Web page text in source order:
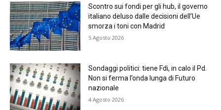
Scontro sui fondi per gli hub, il governo
italiano deluso dalle decisioni dell’Ue
smorza i toni con Madrid
5 Agosto 2026
Sondaggi politici: tiene Fdi, in calo il Pd.
Non si ferma l’onda lunga di Futuro
nazionale
4 Agosto 2026